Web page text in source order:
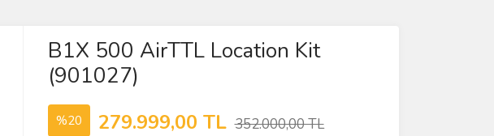
B1X 500 AirTTL Location Kit
(901027)
%20 279.999,00 TL 352.000,00 TL